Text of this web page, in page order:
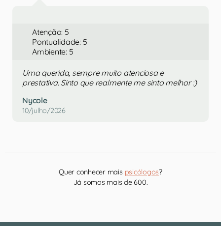
Atenção: 5
Pontualidade: 5
Ambiente: 5
Uma querida, sempre muito atenciosa e
prestativa. Sinto que realmente me sinto melhor :)
Nycole
10/julho/2026
Quer conhecer mais psicólogos?
Já somos mais de 600.